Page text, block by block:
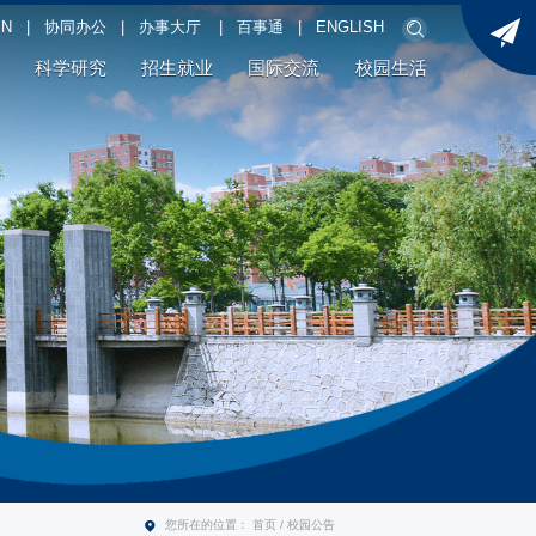
协同办公 办事大厅 百事通 | ENGLISH
科学研究 招生就业 国际交流 校园生活
您所在的位置： 首页 / 校园公告